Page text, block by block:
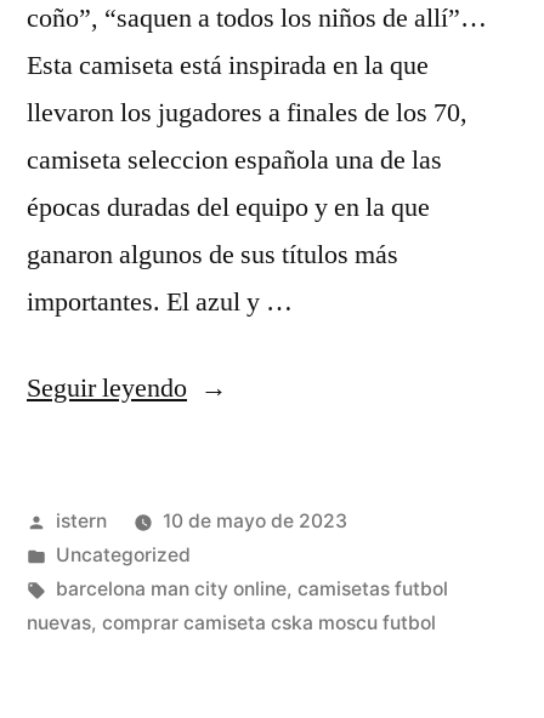
coño”, “saquen a todos los niños de allí”…
Esta camiseta está inspirada en la que
llevaron los jugadores a finales de los 70,
camiseta seleccion española una de las
épocas duradas del equipo y en la que
ganaron algunos de sus títulos más
importantes. El azul y …
Seguir leyendo«camisetas
de
futbol
para
Publicado
por
istern
10 de mayo de 2023
Publicado
en
Uncategorized
Etiquetas:
barcelona man city online, camisetas futbol
nuevas, comprar camiseta cska moscu futbol